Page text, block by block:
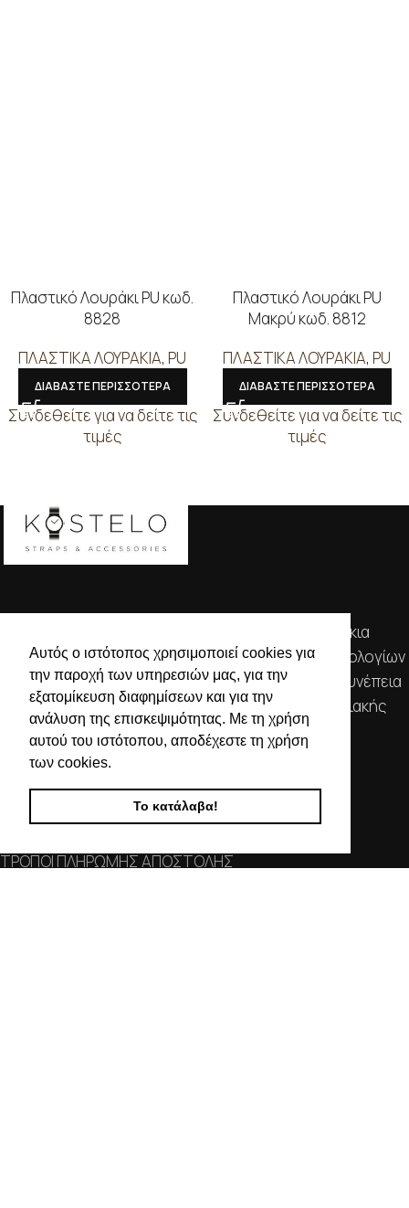
Αυτός ο ιστότοπος χρησιμοποιεί cookies για
την παροχή των υπηρεσιών μας, για την
εξατομίκευση διαφημίσεων και για την
ανάλυση της επισκεψιμότητας. Με τη χρήση
αυτού του ιστότοπου, αποδέχεστε τη χρήση
των cookies.
Το κατάλαβα!
Πλαστικό Λουράκι PU κωδ.
8828
ΠΛΑΣΤΙΚΑ ΛΟΥΡΑΚΙΑ, PU
ΔΙΑΒΑΣΤΕ ΠΕΡΙΣΣΟΤΕΡΑ
Συνδεθείτε για να δείτε τις
τιμές
Πλαστικό Λουράκι PU
Μακρύ κωδ. 8812
ΠΛΑΣΤΙΚΑ ΛΟΥΡΑΚΙΑ, PU
ΔΙΑΒΑΣΤΕ ΠΕΡΙΣΣΟΤΕΡΑ
Συνδεθείτε για να δείτε τις
τιμές
Απευθυνόμενοι σε εμπόρους, διαθέτουμε λουράκια
ρολογιών, μπρασελέ, μπαταρίες, μηχανισμούς ωρολογίων
& εργαλεία αρίστης ποιότητας. Η αξιοπιστία & η συνέπεια
αποτελούν τα κύρια χαρακτηριστικά της οικογενειακής
επιχείρησής μας.
ΧΡΗΣΙΜΕΣ ΠΛΗΡΟΦΟΡΙΕΣ
ΤΡΟΠΟΙ ΠΛΗΡΩΜΗΣ ΑΠΟΣΤΟΛΗΣ